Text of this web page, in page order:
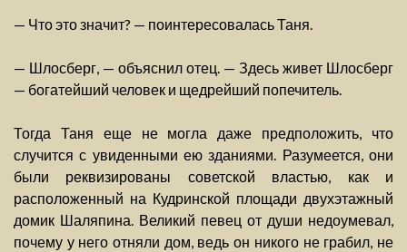
— Что это значит? — поинтересовалась Таня.
— Шлосберг, — объяснил отец. — Здесь живет Шлосберг
— богатейший человек и щедрейший попечитель.
Тогда Таня еще не могла даже предположить, что
случится с увиденными ею зданиями. Разумеется, они
были реквизированы советской властью, как и
расположенный на Кудринской площади двухэтажный
домик Шаляпина. Великий певец от души недоумевал,
почему у него отняли дом, ведь он никого не грабил, не